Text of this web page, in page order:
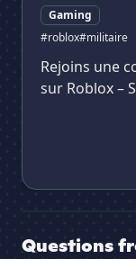
Gaming
#roblox#militaire
Rejoins une
sur Roblox –
Questions